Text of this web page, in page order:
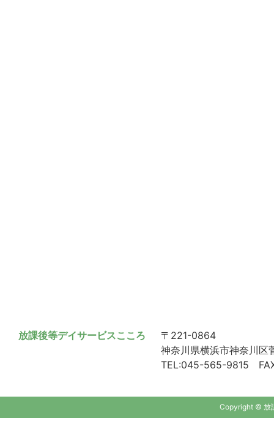
放課後等デイサービスこころ
〒221-0864
神奈川県横浜市神奈川区
TEL:045-565-9815
Copyright © 放